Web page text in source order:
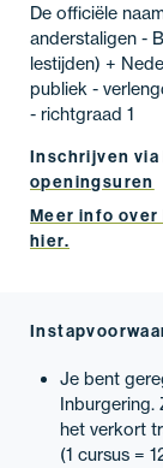
De officiële
anderstaligen -
lestijden) +
publiek -
- richtgraad 1
Inschrijven
openingsuren
Meer info
hier.
Je bent
het verkort
(1 cursus =